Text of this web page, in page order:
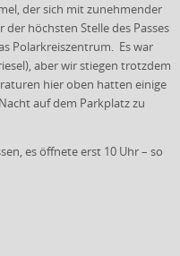
der sich mit zunehmender
höchsten Stelle des Passes
Polarkreiszentrum. Es war
aber wir stiegen trotzdem
hier oben hatten einige
auf dem Parkplatz zu
es öffnete erst 10 Uhr – so